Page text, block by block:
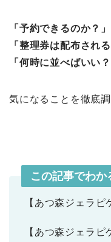
「予約できるのか？」
「整理券は配布される
「何時に並べばいい？
気になることを徹底調
この記事でわか
【あつ森ジェラ
【あつ森ジェラ